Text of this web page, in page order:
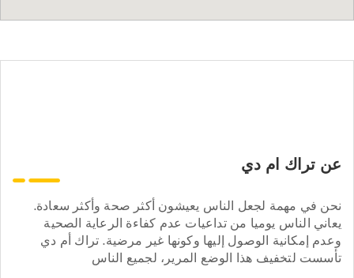
عن تراك ام دي
نحن في مهمة لجعل الناس يعيشون أكثر صحة وأكثر سعادة.
يعاني الناس يوميا من تداعيات عدم كفاءة الرعاية الصحية
وعدم إمكانية الوصول إليها وكونها غير مرضية. تراك أم دي
تأسست لتخفيف هذا الوضع المرير، لجميع الناس